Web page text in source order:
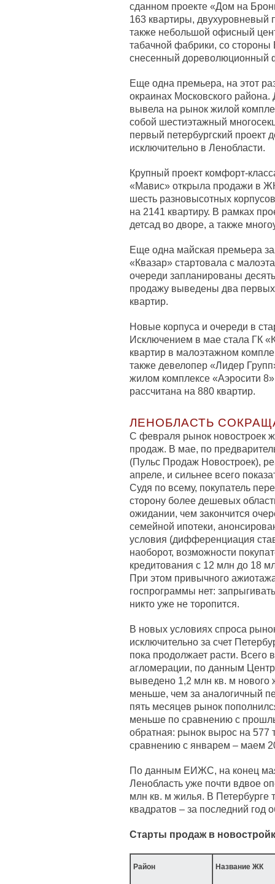
сданном проекте «Дом на
163 квартиры, двухуровневый
также небольшой офисный
табачной фабрики, со
снесенный дореволюционный
Еще одна премьера, на этот
окраинах Московского
вывела на рынок жилой
собой шестиэтажный
первый петербургский проект
исключительно в Ленобласти.
Крупный проект комфорт-
«Мавис» открыла продажи в
шесть разновысотных
на 2141 квартиру. В рамках
детсад во дворе, а также
Еще одна майская премьера
«Квазар» стартовала с
очереди запланированы
продажу выведены два
квартир.
Новые корпуса и очереди в
Исключением в мае стала ГК
квартир в малоэтажном
также девелопер «Лидер
жилом комплексе «Аэросити
рассчитана на 880 квартир.
ЛЕНОБЛАСТЬ
С февраля рынок новостроек
продаж. В мае, по
(Пульс Продаж Новостроек),
апреле, и сильнее всего
Судя по всему, покупатель
сторону более дешевых
ожидании, чем закончится
семейной ипотеки,
условия (дифференциация
наоборот, возможности
кредитования с 12 млн до 18
При этом привычного
госпрограммы нет:
никто уже не торопится.
В новых условиях спроса
исключительно за счет
пока продолжает расти. Всего
агломерации, по данным
выведено 1,2 млн кв. м нового
меньше, чем за аналогичный
пять месяцев рынок
меньше по сравнению с
обратная: рынок вырос на 577
сравнению с январем – маем
По данным ЕИЖС, на конец
Ленобласть уже почти вдвое
млн кв. м жилья. В Петербурге
квадратов – за последний год
Старты продаж в
Район Название ЖК